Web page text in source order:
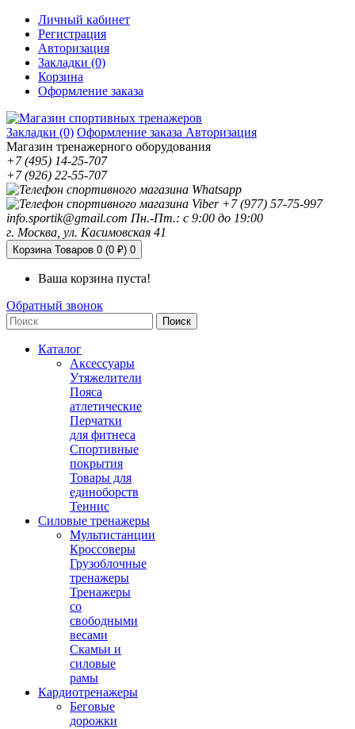
Личный кабинет
Регистрация
Авторизация
Закладки (0)
Корзина
Оформление заказа
Закладки (0) Оформление заказа Авторизация
Магазин тренажерного оборудования
+7 (495) 14-25-707
+7 (926) 22-55-707
+7 (977) 57-75-997
info.sportik@gmail.com Пн.-Пт.: с 9:00 до 19:00
г. Москва, ул. Касимовская 41
Корзина Товаров 0 (0 ₽) 0
Ваша корзина пуста!
Обратный звонок
Поиск
Каталог
Аксессуары
Утяжелители
Пояса
атлетические
Перчатки
для фитнеса
Спортивные
покрытия
Товары для
единоборств
Теннис
Силовые тренажеры
Мультистанции
Кроссоверы
Грузоблочные
тренажеры
Тренажеры
со
свободными
весами
Скамьи и
силовые
рамы
Кардиотренажеры
Беговые
дорожки